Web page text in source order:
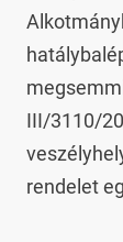
III/3110/
rendelet